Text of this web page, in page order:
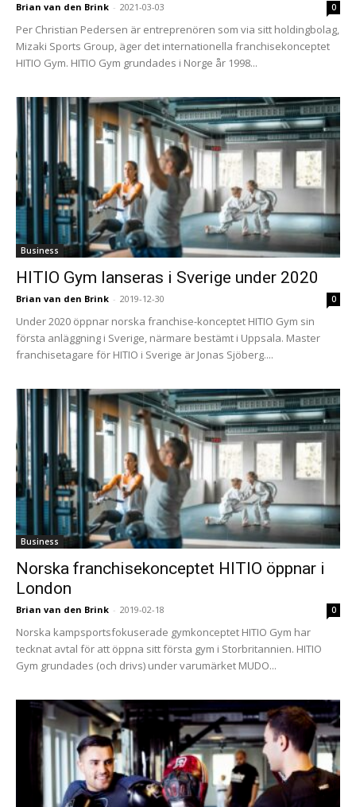
Brian van den Brink - 2021-03-03 0
Per Christian Pedersen är entreprenören som via sitt holdingbolag,
Mizaki Sports Group, äger det internationella franchisekonceptet
HITIO Gym. HITIO Gym grundades i Norge år 1998...
Business
HITIO Gym lanseras i Sverige under 2020
Brian van den Brink - 2019-12-30 0
Under 2020 öppnar norska franchise-konceptet HITIO Gym sin
första anläggning i Sverige, närmare bestämt i Uppsala. Master
franchisetagare för HITIO i Sverige är Jonas Sjöberg....
Business
Norska franchisekonceptet HITIO öppnar i
London
Brian van den Brink - 2019-02-18 0
Norska kampsportsfokuserade gymkonceptet HITIO Gym har
tecknat avtal för att öppna sitt första gym i Storbritannien. HITIO
Gym grundades (och drivs) under varumärket MUDO...